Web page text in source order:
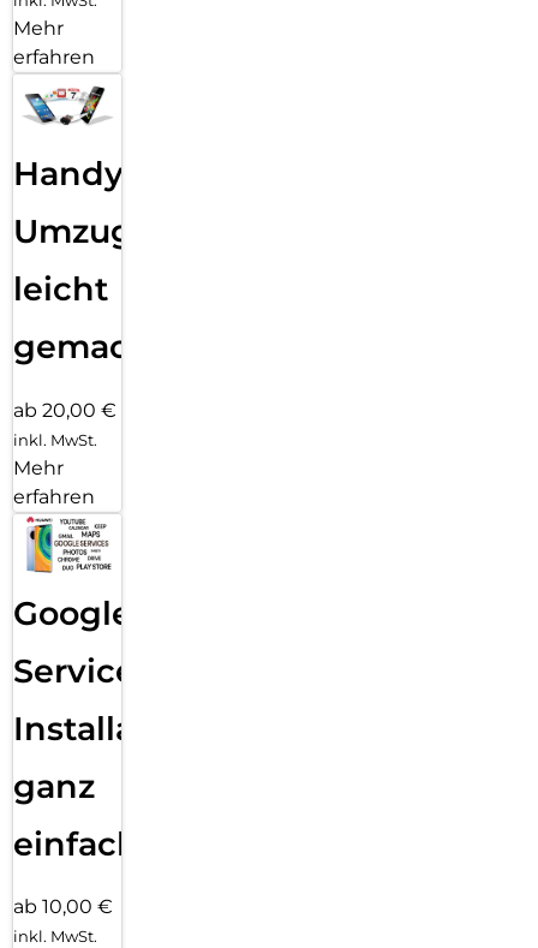
Mehr
erfahren
Handy
Umzug
leicht
gemacht!
ab 20,00 €
inkl. MwSt.
Mehr
erfahren
Google
Services
Installation
ganz
einfach
ab 10,00 €
inkl. MwSt.